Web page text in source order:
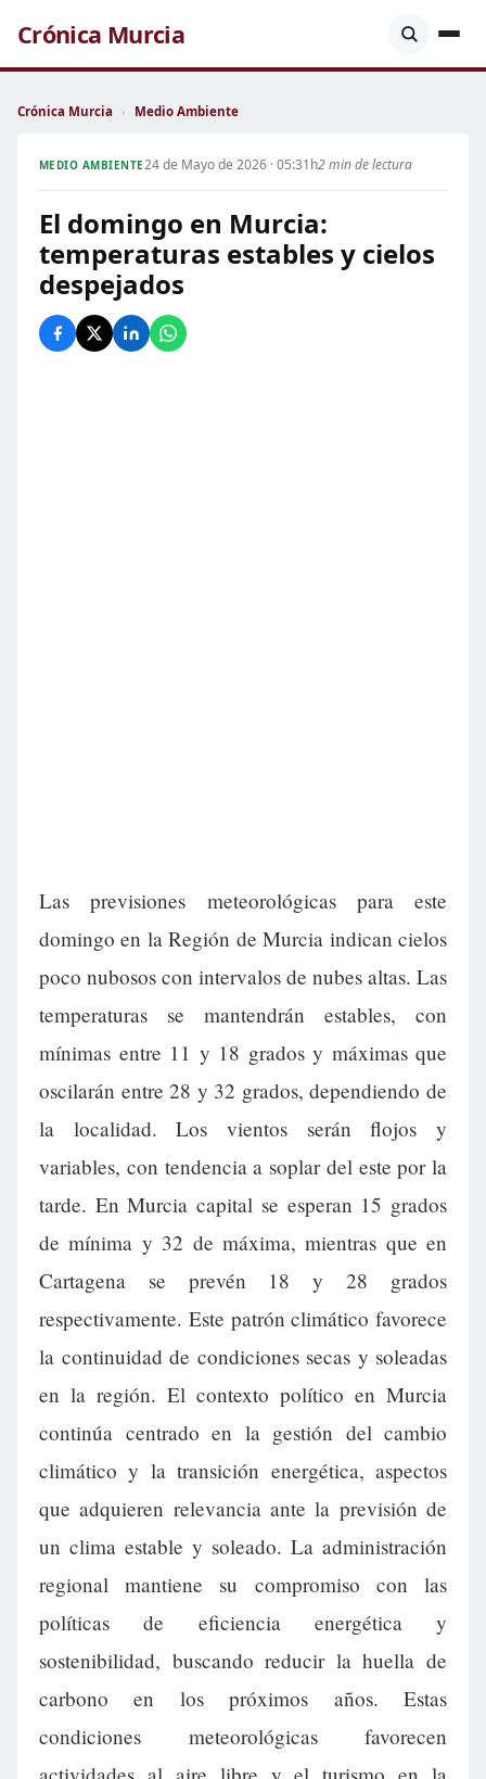
Crónica Murcia
Crónica Murcia › Medio Ambiente
MEDIO AMBIENTE24 de Mayo de 2026 · 05:31h2 min de lectura
El domingo en Murcia:
temperaturas estables y cielos
despejados
Las previsiones meteorológicas para este
domingo en la Región de Murcia indican cielos
poco nubosos con intervalos de nubes altas. Las
temperaturas se mantendrán estables, con
mínimas entre 11 y 18 grados y máximas que
oscilarán entre 28 y 32 grados, dependiendo de
la localidad. Los vientos serán flojos y
variables, con tendencia a soplar del este por la
tarde. En Murcia capital se esperan 15 grados
de mínima y 32 de máxima, mientras que en
Cartagena se prevén 18 y 28 grados
respectivamente. Este patrón climático favorece
la continuidad de condiciones secas y soleadas
en la región. El contexto político en Murcia
continúa centrado en la gestión del cambio
climático y la transición energética, aspectos
que adquieren relevancia ante la previsión de
un clima estable y soleado. La administración
regional mantiene su compromiso con las
políticas de eficiencia energética y
sostenibilidad, buscando reducir la huella de
carbono en los próximos años. Estas
condiciones meteorológicas favorecen